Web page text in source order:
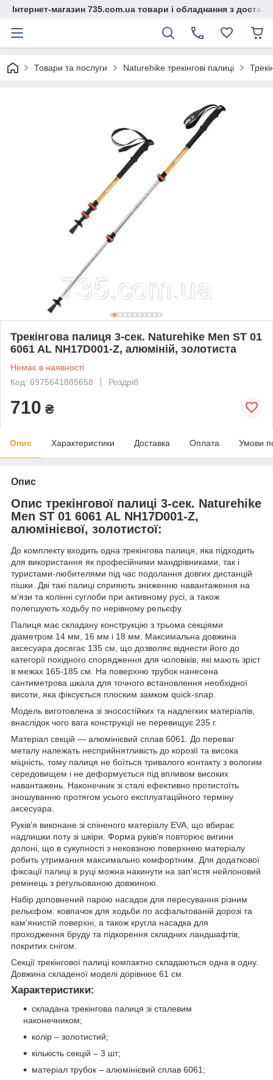
Інтернет-магазин 735.com.ua товари і обладнання з
Товари та послуги Naturehike трекінгові палиці
Трекінгова палиця 3-сек. Naturehike Men ST 01
6061 AL NH17D001-Z, алюміній, золотиста
Немає в наявності
Код: 6975641885658
Роздріб
710 ₴
Опис Характеристики Доставка Оплата Умови
Опис
Опис трекінгової палиці 3-сек. Naturehike
Men ST 01 6061 AL NH17D001-Z,
алюмінієвої, золотистої:
До комплекту входить одна трекінгова палиця, яка підходить
для використання як професійними мандрівниками, так і
туристами-любителями під час подолання довгих дистанцій
пішки. Дві такі палиці сприяють зниженню навантаження на
м'язи та колінні суглоби при активному русі, а також
полегшують ходьбу по нерівному рельєфу.
Палиця має складану конструкцію з трьома секціями
діаметром 14 мм, 16 мм і 18 мм. Максимальна довжина
аксесуара досягає 135 см, що дозволяє віднести його до
категорії похідного спорядження для чоловіків, які мають зріст
в межах 165-185 см. На поверхню трубок нанесена
сантиметрова шкала для точного встановлення необхідної
висоти, яка фіксується плоским замком quick-snap.
Модель виготовлена зі зносостійких та надлегких матеріалів,
внаслідок чого вага конструкції не перевищує 235 г.
Матеріал секцій — алюмінієвий сплав 6061. До переваг
металу належать несприйнятливість до корозії та висока
міцність, тому палиця не боїться тривалого контакту з вологим
середовищем і не деформується під впливом високих
навантажень. Наконечник зі сталі ефективно протистоїть
зношуванню протягом усього експлуатаційного терміну
аксесуара.
Руківʼя виконане зі спіненого матеріалу EVA, що вбирає
надлишки поту зі шкіри. Форма руківʼя повторює вигини
долоні, що в сукупності з нековзною поверхнею матеріалу
робить утримання максимально комфортним. Для додаткової
фіксації палиці в руці можна накинути на зап'ястя нейлоновий
ремінець з регульованою довжиною.
Набір доповнений парою насадок для пересування різним
рельєфом: ковпачок для ходьби по асфальтованій дорозі та
кам'янистій поверхні, а також кругла насадка для
проходження бруду та підкорення складних ландшафтів,
покритих снігом.
Секції трекінгової палиці компактно складаються одна в одну.
Довжина складеної моделі дорівнює 61 см.
Характеристики:
складана трекінгова палиця зі сталевим
наконечником;
колір – золотистий;
кількість секцій – 3 шт;
матеріал трубок – алюмінієвий сплав 6061;